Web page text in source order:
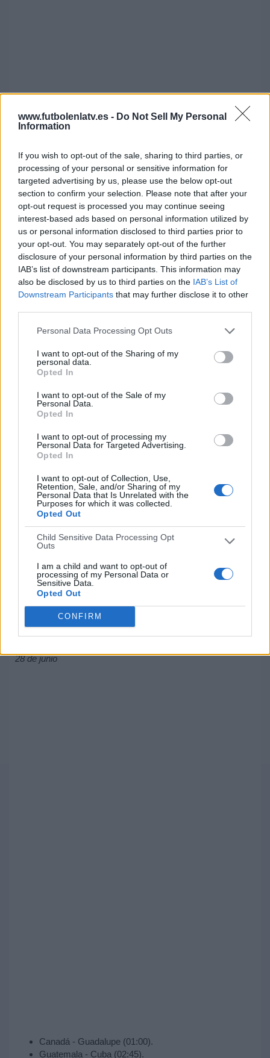
www.futbolenlatv.es - Do Not Sell My Personal
Information
If you wish to opt-out of the sale, sharing to third parties, or
processing of your personal or sensitive information for
targeted advertising by us, please use the below opt-out
section to confirm your selection. Please note that after your
opt-out request is processed you may continue seeing
interest-based ads based on personal information utilized by
us or personal information disclosed to third parties prior to
your opt-out. You may separately opt-out of the further
disclosure of your personal information by third parties on the
IAB’s list of downstream participants. This information may
also be disclosed by us to third parties on the IAB’s List of
Downstream Participants that may further disclose it to other
Personal Data Processing Opt Outs
I want to opt-out of the Sharing of my
personal data.
Opted In
I want to opt-out of the Sale of my
Personal Data.
Opted In
I want to opt-out of processing my
Personal Data for Targeted Advertising.
Opted In
I want to opt-out of Collection, Use,
Retention, Sale, and/or Sharing of my
Personal Data that Is Unrelated with the
Purposes for which it was collected.
Opted Out
Child Sensitive Data Processing Opt
Outs
I am a child and want to opt-out of
processing of my Personal Data or
Sensitive Data.
Opted Out
CONFIRM
Calendario Copa Oro CONCACAF
2023
25 de junio
Estados Unidos - Jamaica (03:30).
Trinidad y Tobago - San Cristóbal y Nieves (21:30).
26 de junio
Haití - Catar (00:00).
México - Honduras (02:00).
28 de junio
Canadá - Guadalupe (01:00).
Guatemala - Cuba (02:45).